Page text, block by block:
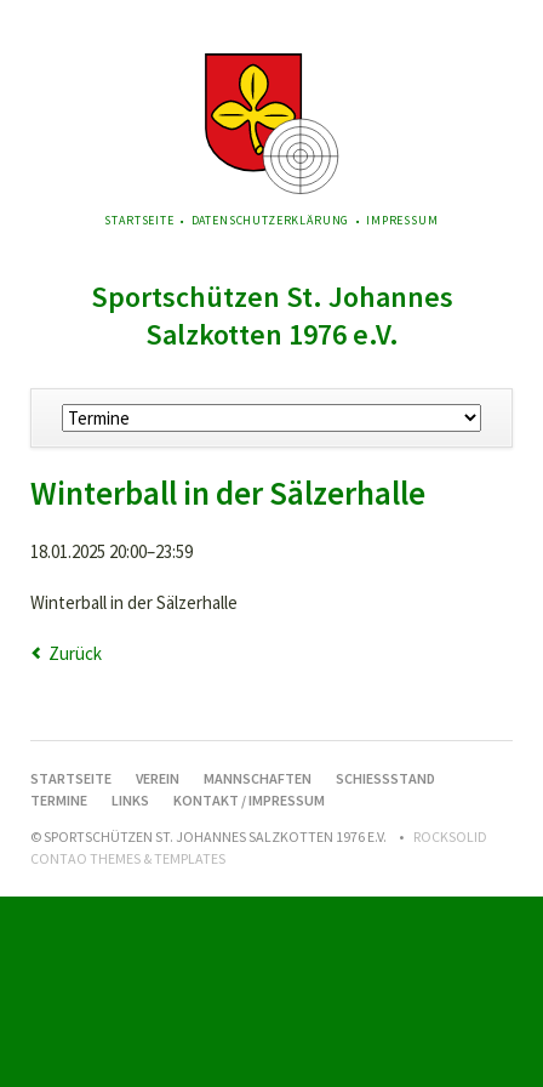
NAVIGATION
STARTSEITE DATENSCHUTZERKLÄRUNG IMPRESSUM
Sportschützen St. Johannes
Salzkotten 1976 e.V.
Navigation
überspringen
Winterball in der Sälzerhalle
18.01.2025 20:00–23:59
Winterball in der Sälzerhalle
Zurück
NAVIGATION
ÜBERSPRINGEN
STARTSEITE VEREIN MANNSCHAFTEN
SCHIESSSTAND
TERMINE
LINKS
KONTAKT / IMPRESSUM
© SPORTSCHÜTZEN ST. JOHANNES SALZKOTTEN 1976 E.V.
ROCKSOLID
CONTAO THEMES & TEMPLATES